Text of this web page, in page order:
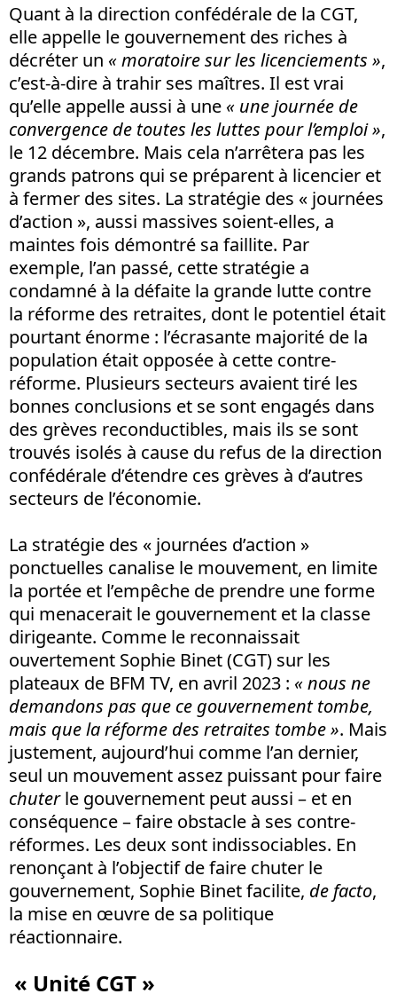
Quant à la direction confédérale de la CGT,
elle appelle le gouvernement des riches à
décréter un « moratoire sur les licenciements »,
c’est-à-dire à trahir ses maîtres. Il est vrai
qu’elle appelle aussi à une « une journée de
convergence de toutes les luttes pour l’emploi »,
le 12 décembre. Mais cela n’arrêtera pas les
grands patrons qui se préparent à licencier et
à fermer des sites. La stratégie des « journées
d’action », aussi massives soient-elles, a
maintes fois démontré sa faillite. Par
exemple, l’an passé, cette stratégie a
condamné à la défaite la grande lutte contre
la réforme des retraites, dont le potentiel était
pourtant énorme : l’écrasante majorité de la
population était opposée à cette contre-
réforme. Plusieurs secteurs avaient tiré les
bonnes conclusions et se sont engagés dans
des grèves reconductibles, mais ils se sont
trouvés isolés à cause du refus de la direction
confédérale d’étendre ces grèves à d’autres
secteurs de l’économie.
La stratégie des « journées d’action »
ponctuelles canalise le mouvement, en limite
la portée et l’empêche de prendre une forme
qui menacerait le gouvernement et la classe
dirigeante. Comme le reconnaissait
ouvertement Sophie Binet (CGT) sur les
plateaux de BFM TV, en avril 2023 : «nous ne
demandons pas que ce gouvernement tombe,
mais que la réforme des retraites tombe». Mais
justement, aujourd’hui comme l’an dernier,
seul un mouvement assez puissant pour faire
chuterle gouvernement peut aussi – et en
conséquence – faire obstacle à ses contre-
réformes. Les deux sont indissociables. En
renonçant à l’objectif de faire chuter le
gouvernement, Sophie Binet facilite, de facto,
la mise en œuvre de sa politique
réactionnaire.
« Unité CGT »